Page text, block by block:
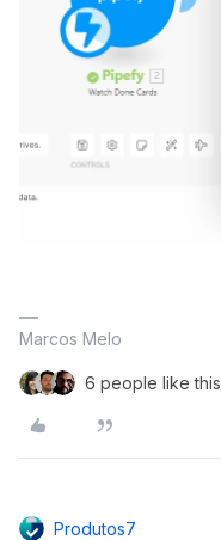
Marcos Melo
6 people like this
Produtos7